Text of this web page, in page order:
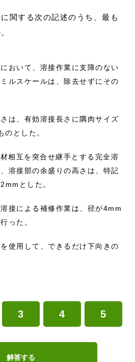
関する次の記述のうち、最も
おいて、溶接作業に支障のない
ルスケールは、除去せずにその
は、有効溶接長さに隅肉サイズ
のとした。
相互を突合せ継手とする完全溶
溶接部の余盛りの高さは、特記
とした。
接による補修作業は、径が4mm
った。
使用して、できるだけ下向きの
3 4 5
解答する